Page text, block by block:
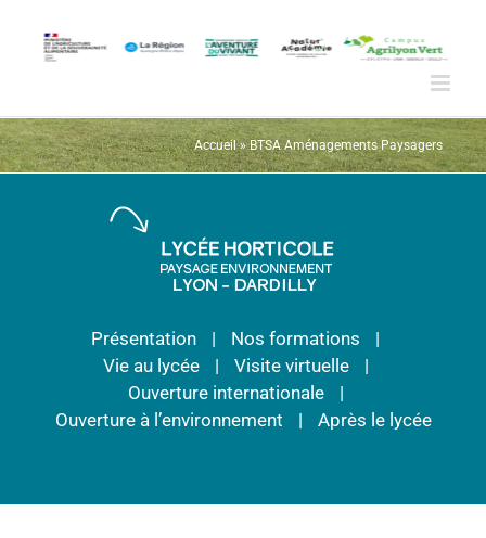
contenu
Accueil»BTSA Aménagements Paysagers
Présentation
Nos formations
Vie au lycée
Visite virtuelle
Ouverture internationale
Ouverture à l’environnement
Après le lycée